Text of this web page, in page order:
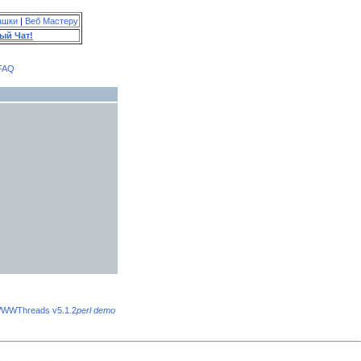
| Веб Мастеру
Чат!
v5.1.2perl demo